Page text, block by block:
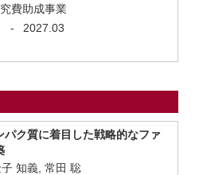
費助成事業
-
2027.03
ク質に着目した戦略的なファ
知義, 常田 聡